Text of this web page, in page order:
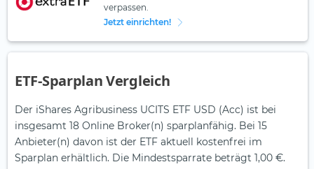
verpassen.
Jetzt einrichten!
ETF-Sparplan Vergleich
Der iShares Agribusiness UCITS ETF USD (Acc) ist bei
insgesamt 18 Online Broker(n) sparplanfähig. Bei 15
Anbieter(n) davon ist der ETF aktuell kostenfrei im
Sparplan erhältlich. Die Mindestsparrate beträgt 1,00 €.